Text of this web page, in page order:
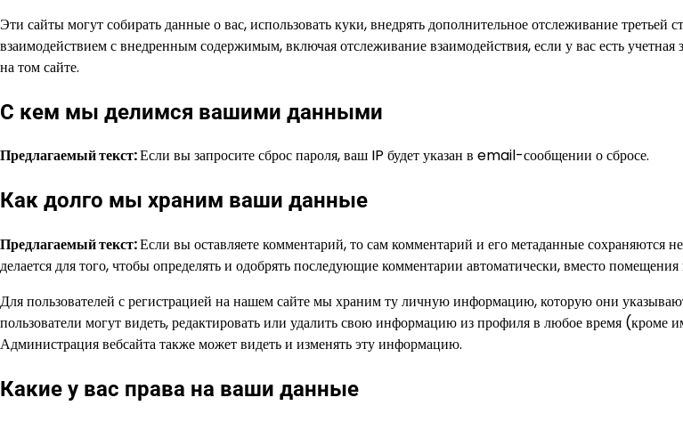
Эти сайты могут собирать данные о вас, использовать куки, внедрять дополнительное отслеживание третьей
взаимодействием с внедренным содержимым, включая отслеживание взаимодействия, если у вас есть учетная
на том сайте.
С кем мы делимся вашими данными
Предлагаемый текст:Если вы запросите сброс пароля, ваш IP будет указан в email-сообщении о сбросе.
Как долго мы храним ваши данные
Предлагаемый текст:Если вы оставляете комментарий, то сам комментарий и его метаданные сохраняются
делается для того, чтобы определять и одобрять последующие комментарии автоматически, вместо
Для пользователей с регистрацией на нашем сайте мы храним ту личную информацию, которую они
пользователи могут видеть, редактировать или удалить свою информацию из профиля в любое время (кроме
Администрация вебсайта также может видеть и изменять эту информацию.
Какие у вас права на ваши данные